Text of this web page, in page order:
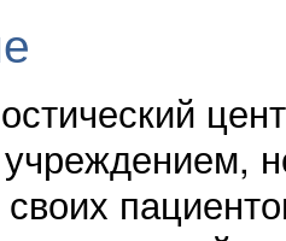
своих